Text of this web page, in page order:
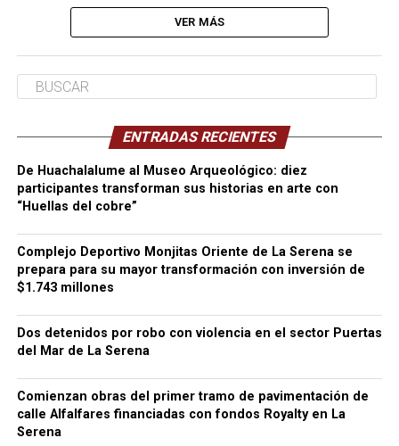
VER MÁS
ENTRADAS RECIENTES
De Huachalalume al Museo Arqueológico: diez
participantes transforman sus historias en arte con
“Huellas del cobre”
Complejo Deportivo Monjitas Oriente de La Serena se
prepara para su mayor transformación con inversión de
$1.743 millones
Dos detenidos por robo con violencia en el sector Puertas
del Mar de La Serena
Comienzan obras del primer tramo de pavimentación de
calle Alfalfares financiadas con fondos Royalty en La
Serena